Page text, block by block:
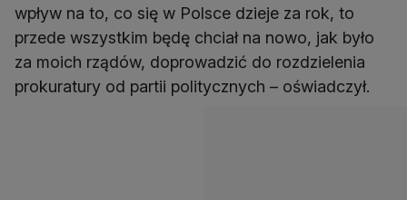
wpływ na to, co się w Polsce dzieje za rok, to
przede wszystkim będę chciał na nowo, jak było
za moich rządów, doprowadzić do rozdzielenia
prokuratury od partii politycznych – oświadczył.